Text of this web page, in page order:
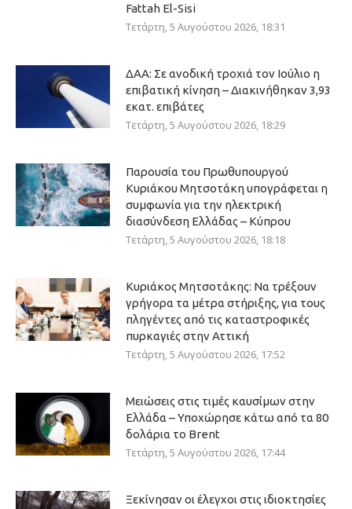
Fattah El-Sisi
Τετάρτη, 5 Αυγούστου 2026, 18:31
ΔΑΑ: Σε ανοδική τροχιά τον Ιούλιο η
επιβατική κίνηση – Διακινήθηκαν 3,93
εκατ. επιβάτες
Τετάρτη, 5 Αυγούστου 2026, 18:29
Παρουσία του Πρωθυπουργού
Κυριάκου Μητσοτάκη υπογράφεται η
συμφωνία για την ηλεκτρική
διασύνδεση Ελλάδας – Κύπρου
Τετάρτη, 5 Αυγούστου 2026, 18:18
Κυριάκος Μητσοτάκης: Να τρέξουν
γρήγορα τα μέτρα στήριξης, για τους
πληγέντες από τις καταστροφικές
πυρκαγιές στην Αττική
Τετάρτη, 5 Αυγούστου 2026, 17:52
Μειώσεις στις τιμές καυσίμων στην
Ελλάδα – Υποχώρησε κάτω από τα 80
δολάρια το Brent
Τετάρτη, 5 Αυγούστου 2026, 17:44
Ξεκίνησαν οι έλεγχοι στις ιδιοκτησίες